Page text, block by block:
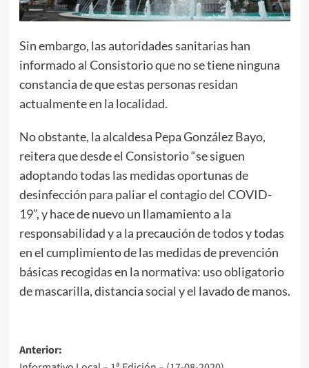
Sin embargo, las autoridades sanitarias han
informado al Consistorio que no se tiene ninguna
constancia de que estas personas residan
actualmente en la localidad.
No obstante, la alcaldesa Pepa González Bayo,
reitera que desde el Consistorio “se siguen
adoptando todas las medidas oportunas de
desinfección para paliar el contagio del COVID-
19”, y hace de nuevo un llamamiento a la
responsabilidad y a la precaución de todos y todas
en el cumplimiento de las medidas de prevención
básicas recogidas en la normativa: uso obligatorio
de mascarilla, distancia social y el lavado de manos.
Anterior: